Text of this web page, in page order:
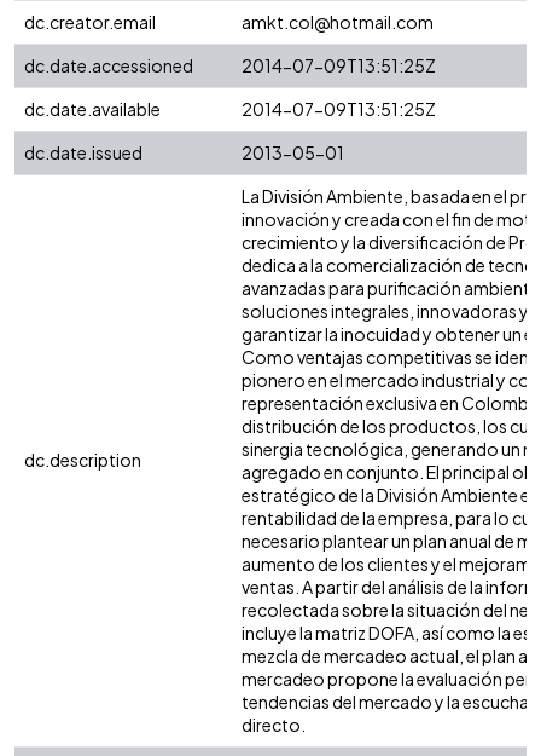
dc.creator.email
amkt.col@hotmail.com
dc.date.accessioned
2014-07-09T13:51:25Z
dc.date.available
2014-07-09T13:51:25Z
dc.date.issued
2013-05-01
dc.description
La División Ambiente, basada en el
innovación y creada con el fin de
crecimiento y la diversificación de
dedica a la comercialización de
avanzadas para purificación
soluciones integrales, innovadoras y
garantizar la inocuidad y obtener un
Como ventajas competitivas se
pionero en el mercado industrial y
representación exclusiva en
distribución de los productos, los
sinergia tecnológica, generando un
agregado en conjunto. El principal
estratégico de la División Ambiente
rentabilidad de la empresa, para lo
necesario plantear un plan anual de
aumento de los clientes y el
ventas. A partir del análisis de la
recolectada sobre la situación del
incluye la matriz DOFA, así como la
mezcla de mercadeo actual, el plan
mercadeo propone la evaluación
tendencias del mercado y la escucha
directo.